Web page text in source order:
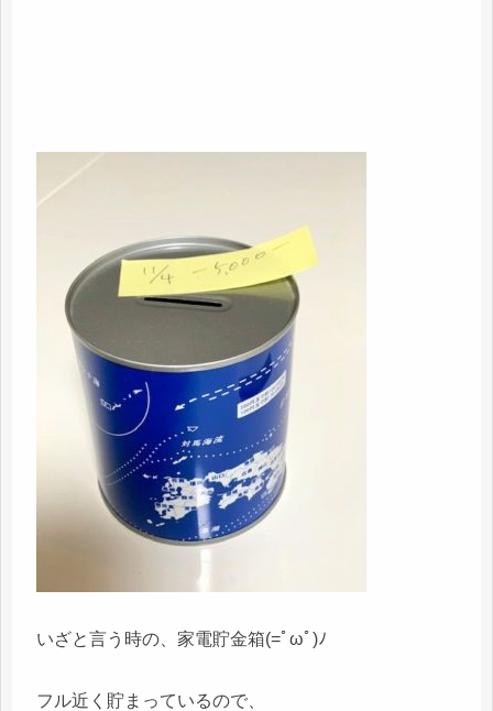
いざと言う時の、家電貯金箱(=ﾟωﾟ)ﾉ
フル近く貯まっているので、